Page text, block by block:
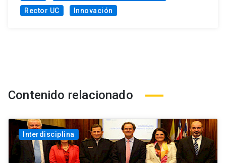
Rector UC
Innovación
Contenido relacionado
Interdisciplina